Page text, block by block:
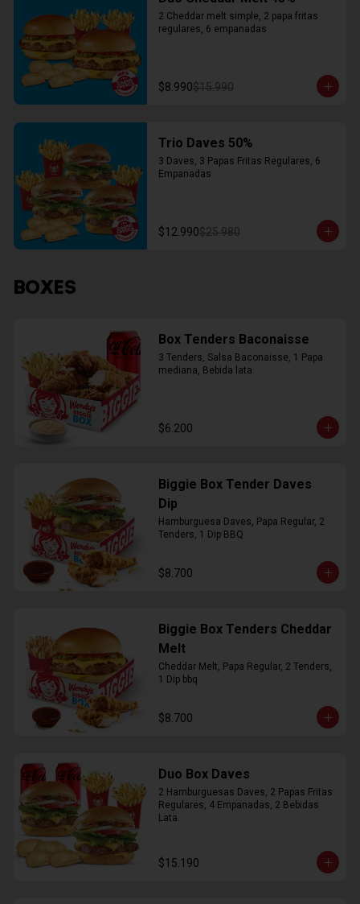
2 Cheddar melt simple, 2 papa fritas
regulares, 6 empanadas
$8.990$15.990
Trio Daves 50%
3 Daves, 3 Papas Fritas Regulares, 6
Empanadas
$12.990$25.980
BOXES
Box Tenders Baconaisse
3 Tenders, Salsa Baconaisse, 1 Papa
mediana, Bebida lata
$6.200
Biggie Box Tender Daves
Dip
Hamburguesa Daves, Papa Regular, 2
Tenders, 1 Dip BBQ
$8.700
Biggie Box Tenders Cheddar
Melt
Cheddar Melt, Papa Regular, 2 Tenders,
1 Dip bbq
$8.700
Duo Box Daves
2 Hamburguesas Daves, 2 Papas Fritas
Regulares, 4 Empanadas, 2 Bebidas
Lata.
$15.190